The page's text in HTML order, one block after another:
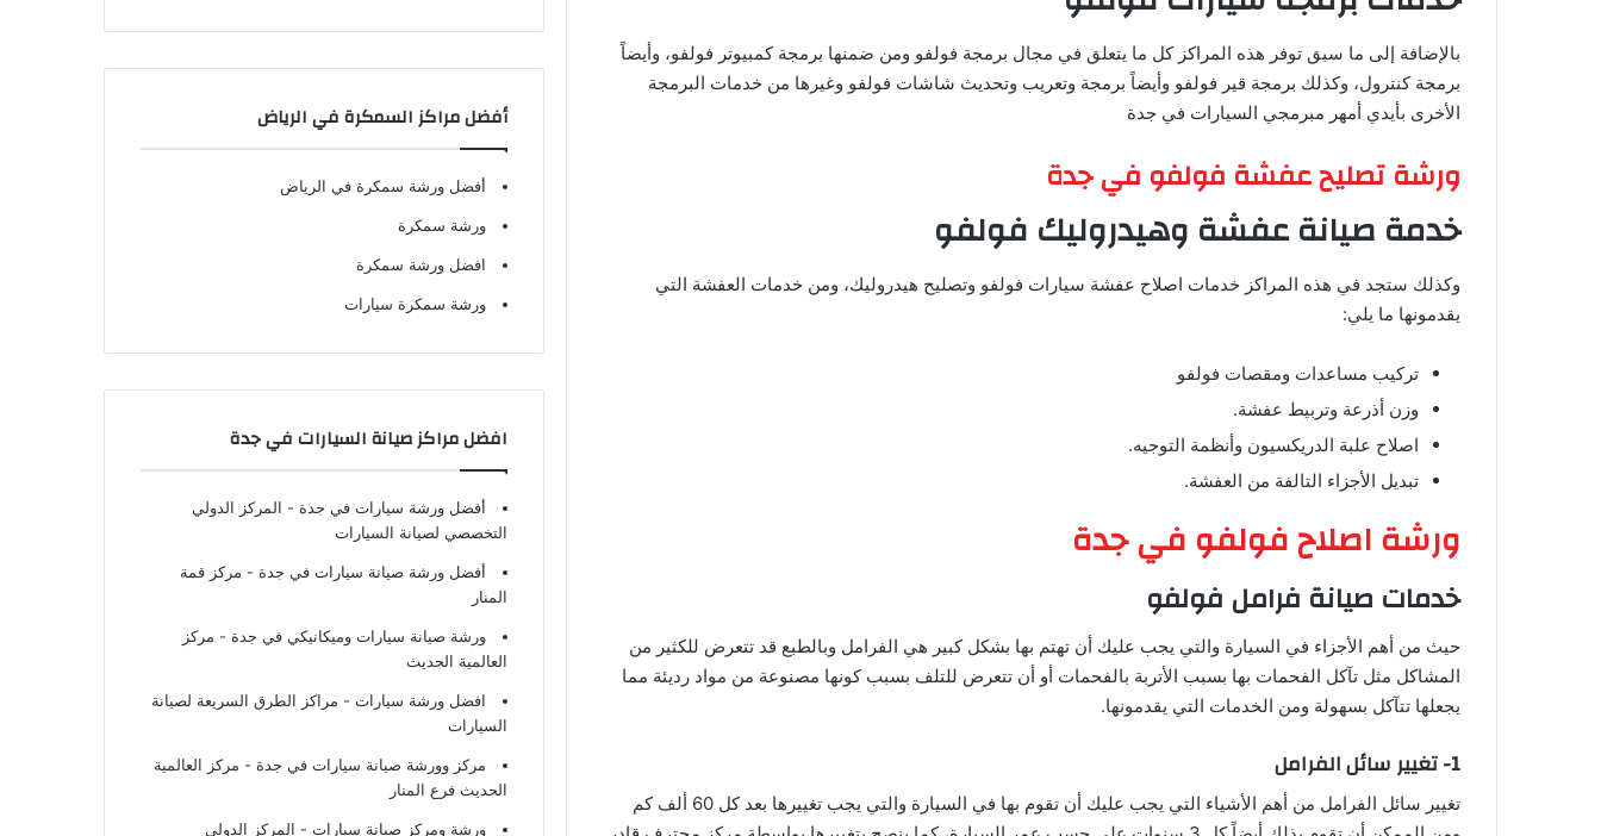
بالإضافة إلى ما سبق توفر هذه المراكز كل ما يتعلق في مجال برمجة فولفو ومن ضمنها برمجة كمبيوتر فولفو، وأيضاً
برمجة كنترول، وكذلك برمجة قير فولفو وأيضاً برمجة وتعريب وتحديث شاشات فولفو وغيرها من خدمات البرمجة
الأخرى بأيدي أمهر مبرمجي السيارات في جدة
ورشة تصليح عفشة فولفو في جدة
خدمة صيانة عفشة وهيدروليك فولفو
وكذلك ستجد في هذه المراكز خدمات اصلاح عفشة سيارات فولفو وتصليح هيدروليك، ومن خدمات العفشة التي
يقدمونها ما يلي:
تركيب مساعدات ومقصات فولفو
وزن أذرعة وتربيط عفشة.
اصلاح علبة الدريكسيون وأنظمة التوجيه.
تبديل الأجزاء التالفة من العفشة.
ورشة اصلاح فولفو في جدة
خدمات صيانة فرامل فولفو
حيث من أهم الأجزاء في السيارة والتي يجب عليك أن تهتم بها بشكل كبير هي الفرامل وبالطبع قد تتعرض للكثير من
المشاكل مثل تآكل الفحمات بها بسبب الأتربة بالفحمات أو أن تتعرض للتلف بسبب كونها مصنوعة من مواد رديئة مما
يجعلها تتآكل بسهولة ومن الخدمات التي يقدمونها.
1- تغيير سائل الفرامل
تغيير سائل الفرامل من أهم الأشياء التي يجب عليك أن تقوم بها في السيارة والتي يجب تغييرها بعد كل 60 ألف كم
أفضل مراكز السمكرة في الرياض
أفضل ورشة سمكرة في الرياض
ورشة سمكرة
افضل ورشة سمكرة
ورشة سمكرة سيارات
افضل مراكز صيانة السيارات في جدة
أفضل ورشة سيارات في جدة - المركز الدولي
التخصصي لصيانة السيارات
أفضل ورشة صيانة سيارات في جدة - مركز قمة
المنار
ورشة صيانة سيارات وميكانيكي في جدة - مركز
العالمية الحديث
افضل ورشة سيارات - مراكز الطرق السريعة لصيانة
السيارات
مركز وورشة صيانة سيارات في جدة - مركز العالمية
الحديث فرع المنار
ورشة ومركز صيانة سيارات - المركز الدولي